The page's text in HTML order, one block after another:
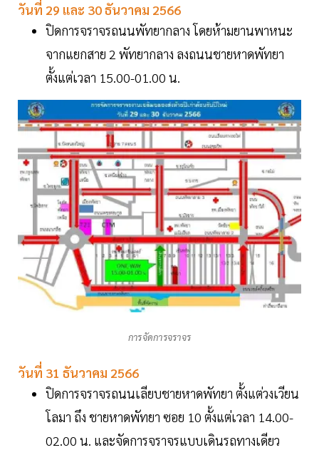
วันที่ 29 และ 30 ธันวาคม 2566
ปิดการจราจรถนนพัทยากลาง โดยห้ามยานพาหนะ
จากแยกสาย 2 พัทยากลาง ลงถนนชายหาดพัทยา
ตั้งแต่เวลา 15.00-01.00 น.
การจัดการจราจร
วันที่ 31 ธันวาคม 2566
ปิดการจราจรถนนเลียบชายหาดพัทยา ตั้งแต่วงเวียน
โลมา ถึง ชายหาดพัทยา ซอย 10 ตั้งแต่เวลา 14.00-
02.00 น. และจัดการจราจรแบบเดินรถทางเดียว